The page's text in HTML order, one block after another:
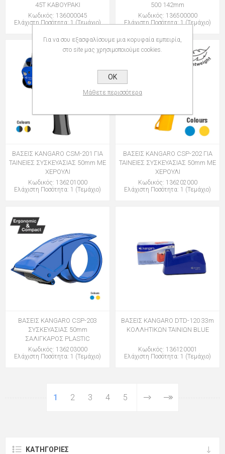
45T ΚΑΒΟΥΡΑΚΙ
Κωδικός: 136000045
Ελάχιστη Ποσότητα: 1 (Τεμάχιο)
500 142mm
Κωδικός: 136500000
Ελάχιστη Ποσότητα: 1 (Τεμάχιο)
ΒΑΣΕΙΣ KANGARO CSM-201 ΓΙΑ
ΤΑΙΝΕΙΕΣ ΣΥΣΚΕΥΑΣΙΑΣ 50mm ΜΕ
ΧΕΡΟΥΛΙ
Κωδικός: 136201000
Ελάχιστη Ποσότητα: 1 (Τεμάχιο)
ΒΑΣΕΙΣ KANGARO CSP-202 ΓΙΑ
ΤΑΙΝΕΙΕΣ ΣΥΣΚΕΥΑΣΙΑΣ 50mm ΜΕ
ΧΕΡΟΥΛΙ
Κωδικός: 136202000
Ελάχιστη Ποσότητα: 1 (Τεμάχιο)
ΒΑΣΕΙΣ KANGARO CSP-203
ΣΥΣΚΕΥΑΣΙΑΣ 50mm
ΣΑΛΙΓΚΑΡΟΣ PLASTIC
Κωδικός: 136203000
Ελάχιστη Ποσότητα: 1 (Τεμάχιο)
ΒΑΣΕΙΣ KANGARO DTD-120 33m
ΚΟΛΛΗΤΙΚΩΝ ΤΑΙΝΙΩΝ BLUE
Κωδικός: 136120001
Ελάχιστη Ποσότητα: 1 (Τεμάχιο)
1 2 3 4 5
ΚΑΤΗΓΟΡΊΕΣ
Για να σου εξασφαλίσουμε μια κορυφαία εμπειρία,
στο site μας χρησιμοποιούμε cookies.
OK
Μάθετε περισσότερα